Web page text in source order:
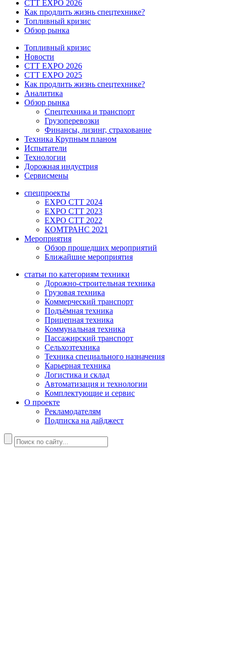
CTT EXPO 2026
Как продлить жизнь спецтехнике?
Топливный кризис
Обзор рынка
Топливный кризис
Новости
CTT EXPO 2026
CTT EXPO 2025
Как продлить жизнь спецтехнике?
Аналитика
Обзор рынка
Спецтехника и транспорт
Грузоперевозки
Финансы, лизинг, страхование
Техника Крупным планом
Испытатели
Технологии
Дорожная индустрия
Сервисмены
спецпроекты
EXPO CTT 2024
EXPO CTT 2023
EXPO CTT 2022
КОМТРАНС 2021
Мероприятия
Обзор прошедших мероприятий
Ближайшие мероприятия
статьи по категориям техники
Дорожно-строительная техника
Грузовая техника
Коммерческий транспорт
Подъёмная техника
Прицепная техника
Коммунальная техника
Пассажирский транспорт
Сельхозтехника
Техника специального назначения
Карьерная техника
Логистика и склад
Автоматизация и технологии
Комплектующие и сервис
О проекте
Рекламодателям
Подписка на дайджест